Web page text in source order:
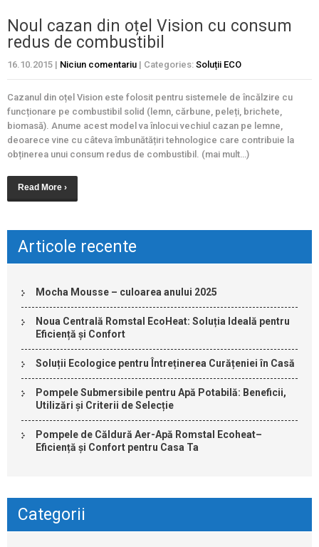
Noul cazan din oțel Vision cu consum
redus de combustibil
16.10.2015 | Niciun comentariu | Categories: Soluții ECO
Cazanul din oțel Vision este folosit pentru sistemele de încălzire cu
funcționare pe combustibil solid (lemn, cărbune, peleți, brichete,
biomasă). Anume acest model va înlocui vechiul cazan pe lemne,
deoarece vine cu câteva îmbunătățiri tehnologice care contribuie la
obținerea unui consum redus de combustibil. (mai mult…)
Read More ›
Articole recente
Mocha Mousse – culoarea anului 2025
Noua Centrală Romstal EcoHeat: Soluția Ideală pentru
Eficiență și Confort
Soluții Ecologice pentru Întreținerea Curățeniei în Casă
Pompele Submersibile pentru Apă Potabilă: Beneficii,
Utilizări și Criterii de Selecție
Pompele de Căldură Aer-Apă Romstal Ecoheat–
Eficiență și Confort pentru Casa Ta
Categorii